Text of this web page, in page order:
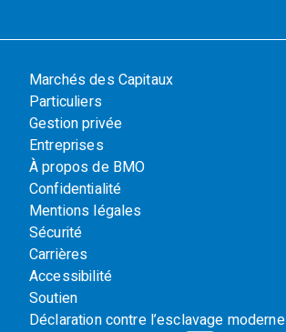
Marchés des Capitaux
Particuliers
Gestion privée
Entreprises
À propos de BMO
Confidentialité
Mentions légales
Sécurité
Carrières
Accessibilité
Soutien
Déclaration contre l’esclavage moderne